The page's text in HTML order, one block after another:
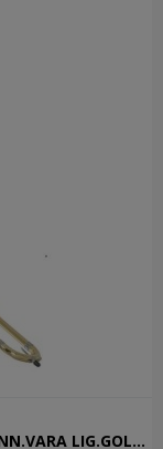
TROMBON VARAS BACH LT-42AG.HAGMANN.VARA LIG.GOLDMESSING.